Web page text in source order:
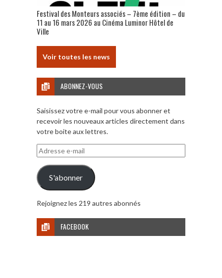
Festival des Monteurs associés – 7ème édition – du
11 au 16 mars 2026 au Cinéma Luminor Hôtel de
Ville
Voir toutes les news
ABONNEZ-VOUS
Saisissez votre e-mail pour vous abonner et
recevoir les nouveaux articles directement dans
votre boite aux lettres.
Adresse
e-
mail
S'abonner
Rejoignez les 219 autres abonnés
FACEBOOK